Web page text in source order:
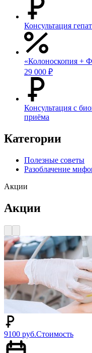
Консультация
«Колоноскопия +
29 000 ₽
Консультация с
приёма
Категории
Полезные советы
Разоблачение
Акции
Акции
9100 руб.Стоимость